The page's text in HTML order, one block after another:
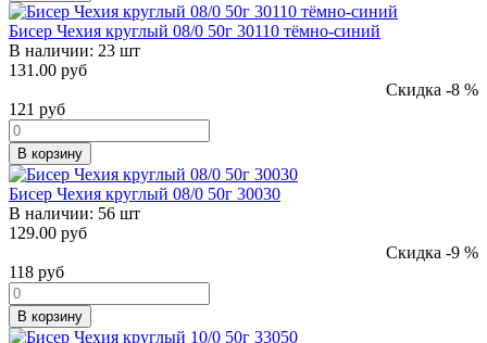
Бисер Чехия круглый 08/0 50г 30110 тёмно-синий
В наличии: 23 шт
131.00 руб
Скидка -8 %
121 руб
В корзину
Бисер Чехия круглый 08/0 50г 30030
В наличии: 56 шт
129.00 руб
Скидка -9 %
118 руб
В корзину